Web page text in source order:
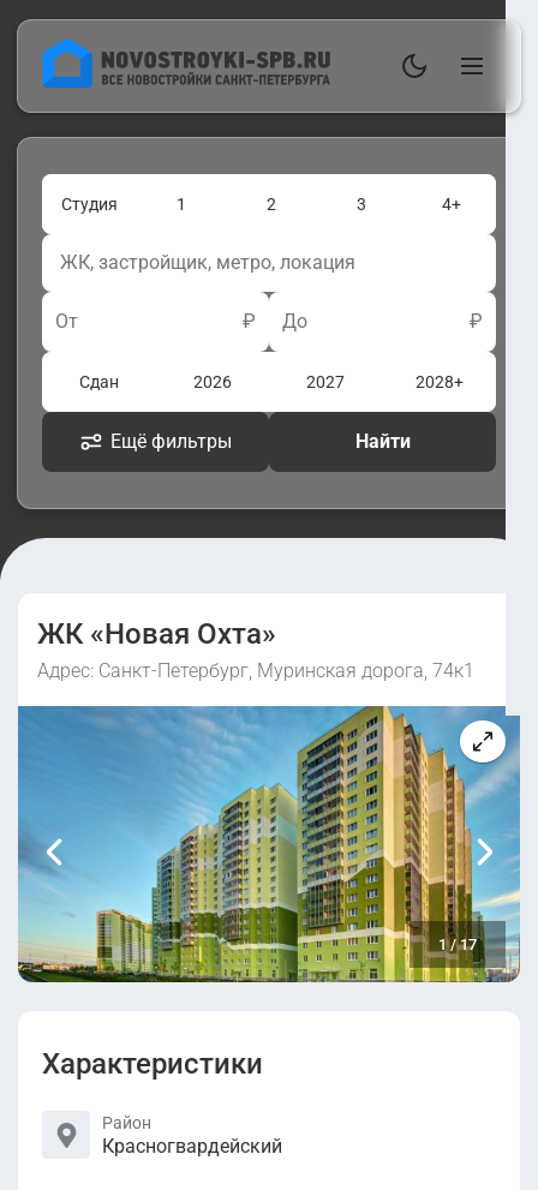
Студия 1 2 3 4+
От ₽ До ₽
Сдан 2026 2027 2028+
Ещё фильтры Найти
ЖК «Новая Охта»
Адрес: Санкт-Петербург, Муринская дорога, 74к1
1/17
Характеристики
Район
Красногвардейский